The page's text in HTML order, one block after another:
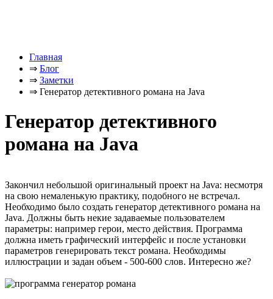
Главная
⇒ Блог
⇒ Заметки
⇒ Генератор детективного романа на Java
Генератор детективного
романа на Java
Закончил небольшой оригинальный проект на Java: несмотря
на свою немаленькую практику, подобного не встречал.
Необходимо было создать генератор детективного романа на
Java. Должны быть некие задаваемые пользователем
параметры: например герои, место действия. Программа
должна иметь графический интерфейс и после установки
параметров генерировать текст романа. Необходимы
иллюстрации и задан объем - 500-600 слов. Интересно же?